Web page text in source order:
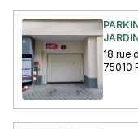
18 rue
75010